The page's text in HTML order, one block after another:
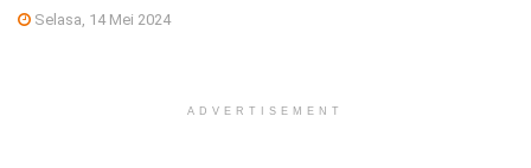
Selasa, 14 Mei 2024
ADVERTISEMENT